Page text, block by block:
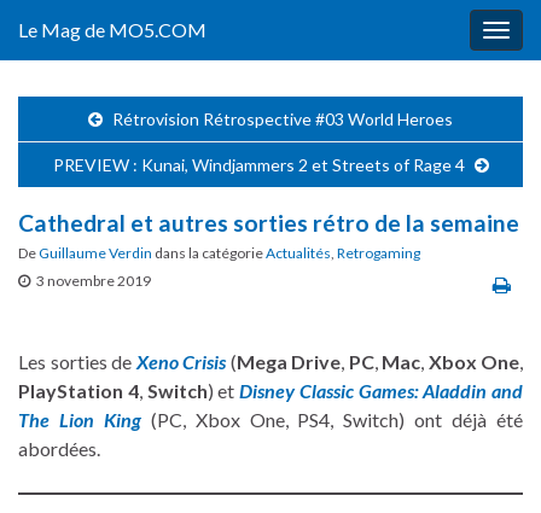
Le Mag de MO5.COM
Rétrovision Rétrospective #03 World Heroes
PREVIEW : Kunai, Windjammers 2 et Streets of Rage 4
Cathedral et autres sorties rétro de la semaine
DeGuillaume Verdin dans la catégorieActualités, Retrogaming
3 novembre 2019
Les sorties de Xeno Crisis (Mega Drive, PC, Mac, Xbox One,
PlayStation 4, Switch) et Disney Classic Games: Aladdin and
The Lion King(PC, Xbox One, PS4, Switch) ont déjà été
abordées.